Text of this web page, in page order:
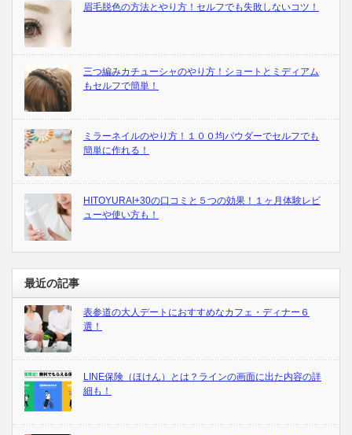
眉毛脱色の方法とやり方！セルフでも失敗しないコツ！
三つ編みカチューシャのやり方！ショートとミディアム
もセルフで簡単！
ミラーネイルのやり方！１００均パウダーでセルフでも
簡単に作れる！
HITOYURAI+30の口コミと５つの効果！１ヶ月体験レビ
ューや使い方も！
最近の記事
表参道の大人デートにおすすめなカフェ・ディナー６
選！
LINE保険（ほけん）とは？ラインの画面に出た内容の詳
細も！